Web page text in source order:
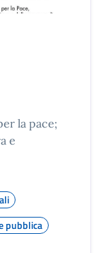
la pace;
e
pubblica